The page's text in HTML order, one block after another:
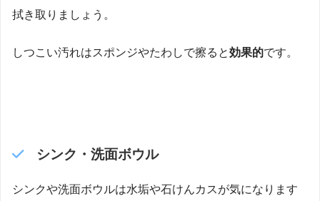
拭き取りましょう。
しつこい汚れはスポンジやたわしで擦ると効果的です。
シンク・洗面ボウル
シンクや洗面ボウルは水垢や石けんカスが気になります